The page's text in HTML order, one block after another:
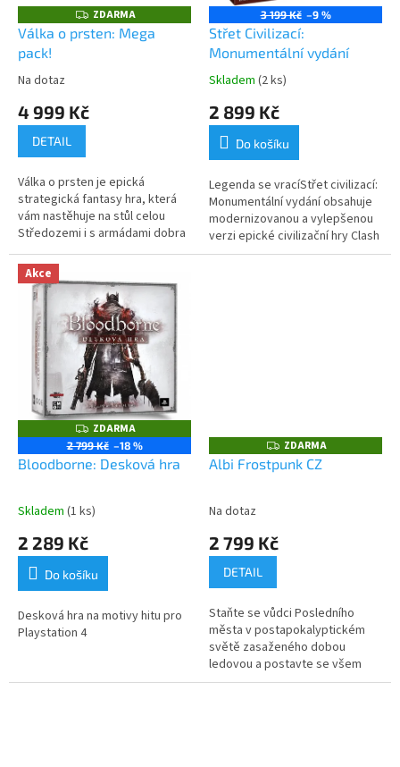
e
m
o
b
c
d
ě
Z
D
A
ZDARMA
Válka o prsten: Mega
pack!
Na dotaz
4 999 Kč
DETAIL
Válka o prsten je epická
strategická fantasy hra, která
vám nastěhuje na stůl celou
Středozemi i s armádami dobra
a zla. Hluboký herní zážitek je
zaručen díky kombinaci RPG...
3 199 Kč –9 %
Střet Civilizací:
Monumentální vydání
Skladem (2 ks)
2 899 Kč
Do košíku
Legenda se vracíStřet civilizací:
Monumentální vydání obsahuje
modernizovanou a vylepšenou
verzi epické civilizační hry Clash
of Cultures, jejího...
Akce
Z
D
A
R
ZDARMA
2 799 Kč –18 %
Bloodborne: Desková hra
Skladem (1 ks)
2 289 Kč
Do košíku
Desková hra na motivy hitu pro
Playstation 4
Z
D
A
ZDARMA
Albi Frostpunk CZ
Na dotaz
2 799 Kč
DETAIL
Staňte se vůdci Posledního
města v postapokalyptickém
světě zasaženého dobou
ledovou a postavte se všem
smrtícím nástrahám, které před